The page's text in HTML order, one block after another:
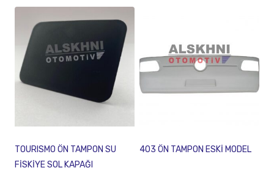
TOURISMO ÖN TAMPON SU
FİSKİYE SOL KAPAĞI
403 ÖN TAMPON ESKİ MODEL